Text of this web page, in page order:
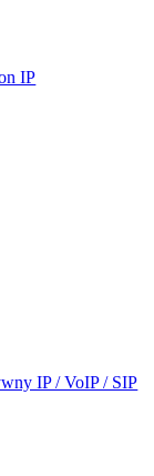
IP
IP / VoIP / SIP